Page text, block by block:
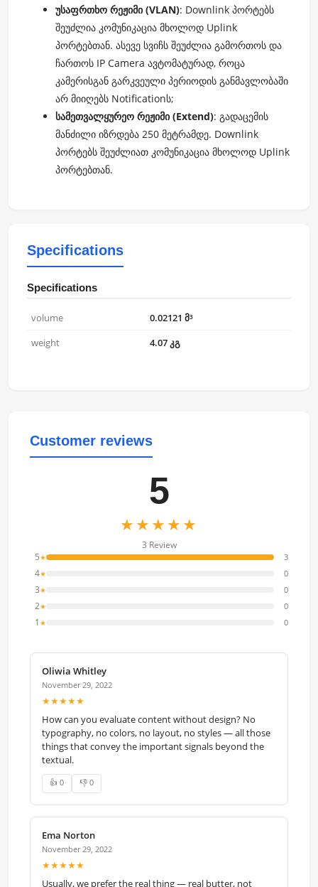
უსაფრთხო რეჟიმი (VLAN): Downlink პორტებს
შეუძლია კომუნიკაცია მხოლოდ Uplink
პორტებთან. ასევე სვიჩს შეუძლია გამორთოს და
ჩართოს IP Camera ავტომატურად, როცა
კამერისგან გარკვეული პერიოდის განმავლობაში
არ მიიღებს Notificationს;
სამეთვალყურეო რეჟიმი (Extend): გადაცემის
მანძილი იზრდება 250 მეტრამდე. Downlink
პორტებს შეუძლიათ კომუნიკაცია მხოლოდ Uplink
პორტებთან.
Specifications
Specifications
volume
0.02121 მ³
weight
4.07 კგ
Customer reviews
5
★★★★★
3 Review
5★ 3
4★ 0
3★ 0
2★ 0
1 ★ 0
Oliwia Whitley
November 29, 2022
★★★★★
How can you evaluate content without design? No
typography, no colors, no layout, no styles — all those
things that convey the important signals beyond the
textual.
👍 0 👎 0
Ema Norton
November 29, 2022
★★★★★
Usually, we prefer the real thing — real butter, not